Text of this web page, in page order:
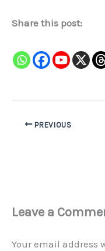
Share this post:
PREVIOUS
Leave a
Your email address